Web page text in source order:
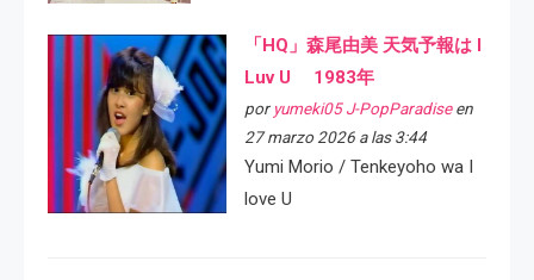
「HQ」森尾由美 天気予報は I
Luv U 1983年
por yumeki05 J-PopParadiseen
27 marzo 2026 a las 3:44
Yumi Morio / Tenkeyoho wa I
love U